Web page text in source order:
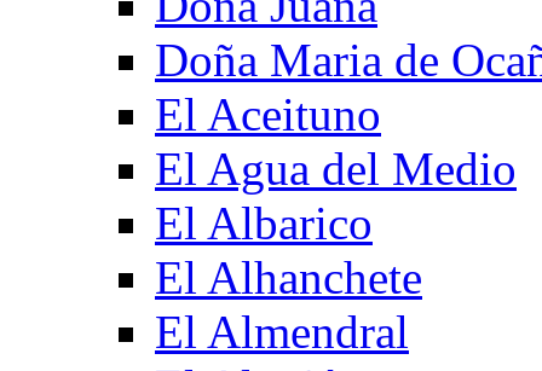
Doña Maria de
El Aceituno
El Agua del Medio
El Albarico
El Alhanchete
El Almendral